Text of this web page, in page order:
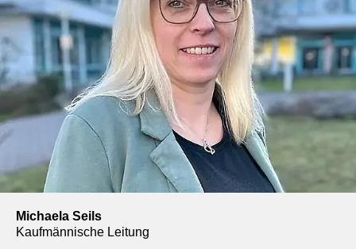
Michaela Seils
Kaufmännische Leitung